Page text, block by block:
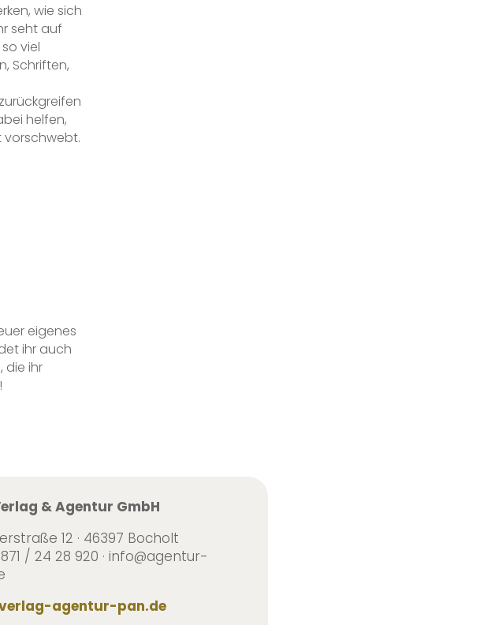
wie sich
seht auf
viel
Schriften,
helfen,
vorschwebt.
eigenes
ihr auch
die ihr
& Agentur GmbH
12 · 46397 Bocholt
/ 24 28 920 · info@agentur-
agentur-pan.de